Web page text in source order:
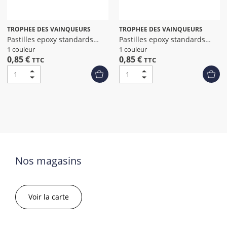
TROPHEE DES VAINQUEURS
Pastilles epoxy standards
petanque
1 couleur
0,85 € TTC
TROPHEE DES VAINQUEURS
Pastilles epoxy standards
padel dia
1 couleur
0,85 € TTC
Nos magasins
Voir la carte